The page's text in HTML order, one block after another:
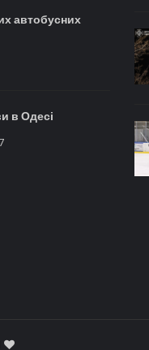
автобусних
в Одесі